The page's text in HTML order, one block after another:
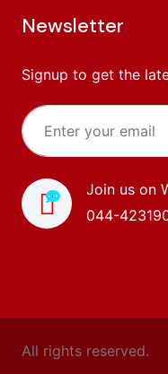
Newsletter
Signup to get the
Join us on
044-
All rights reserved.